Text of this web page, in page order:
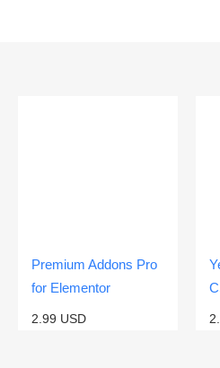
Premium Addons Pro
for Elementor
2.99 USD